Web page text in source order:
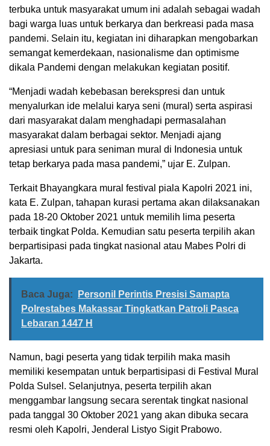
terbuka untuk masyarakat umum ini adalah sebagai wadah
bagi warga luas untuk berkarya dan berkreasi pada masa
pandemi. Selain itu, kegiatan ini diharapkan mengobarkan
semangat kemerdekaan, nasionalisme dan optimisme
dikala Pandemi dengan melakukan kegiatan positif.
“Menjadi wadah kebebasan berekspresi dan untuk
menyalurkan ide melalui karya seni (mural) serta aspirasi
dari masyarakat dalam menghadapi permasalahan
masyarakat dalam berbagai sektor. Menjadi ajang
apresiasi untuk para seniman mural di Indonesia untuk
tetap berkarya pada masa pandemi,” ujar E. Zulpan.
Terkait Bhayangkara mural festival piala Kapolri 2021 ini,
kata E. Zulpan, tahapan kurasi pertama akan dilaksanakan
pada 18-20 Oktober 2021 untuk memilih lima peserta
terbaik tingkat Polda. Kemudian satu peserta terpilih akan
berpartisipasi pada tingkat nasional atau Mabes Polri di
Jakarta.
Baca Juga:
Personil Perintis Presisi Samapta
Polrestabes Makassar Tingkatkan Patroli Pasca
Lebaran 1447 H
Namun, bagi peserta yang tidak terpilih maka masih
memiliki kesempatan untuk berpartisipasi di Festival Mural
Polda Sulsel. Selanjutnya, peserta terpilih akan
menggambar langsung secara serentak tingkat nasional
pada tanggal 30 Oktober 2021 yang akan dibuka secara
resmi oleh Kapolri, Jenderal Listyo Sigit Prabowo.